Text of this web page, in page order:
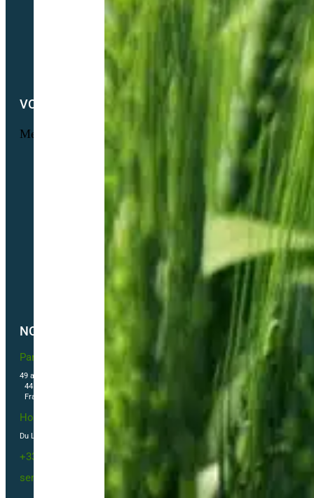
Petit lexique du parfait semencier bio
Notre démarche RSE
Nous contacter
VOTRE COMPTE
Menu
Informations personnelles
Commandes
Nos tarifs de transport de semences Biologiques
Nos conditions générales de ventes
Politique de confidentialité
Politique de cookies (UE)
NOUS CONTACTER
Partner & Co SAS
49 avenue du Général de Gaulle
44500 La Baule Escoublac
France
Horaires
Du Lundi au vendredi 09h00-12h00 / 13h30-16h00
+33(0)2 40 23 63 24
sembio@partnerandco.fr